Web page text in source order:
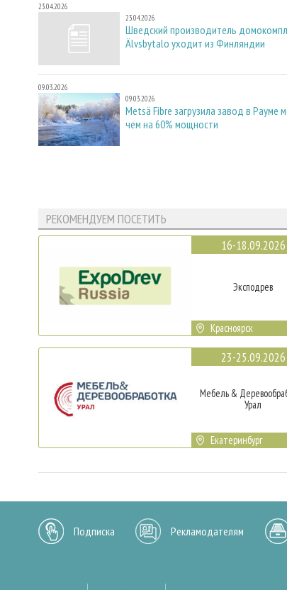
23.04.2026
23.04.2026
Шведский производитель
Älvsbytalo уходит из Финляндии
09.03.2026
09.03.2026
Metsä Fibre загрузила завод в Рауме
чем на 60% мощности
РЕКОМЕНДУЕМ ПОСЕТИТЬ
16-18.09.2026
Эксподрев
Красноярск
23-25.09.2026
Мебель &
Урал
Екатеринбург
Подписка Рекламодателям